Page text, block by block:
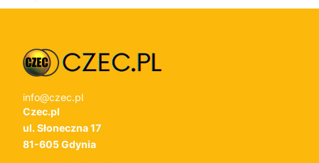
info@czec.pl
Czec.pl
ul. Słoneczna 17
81-605 Gdynia